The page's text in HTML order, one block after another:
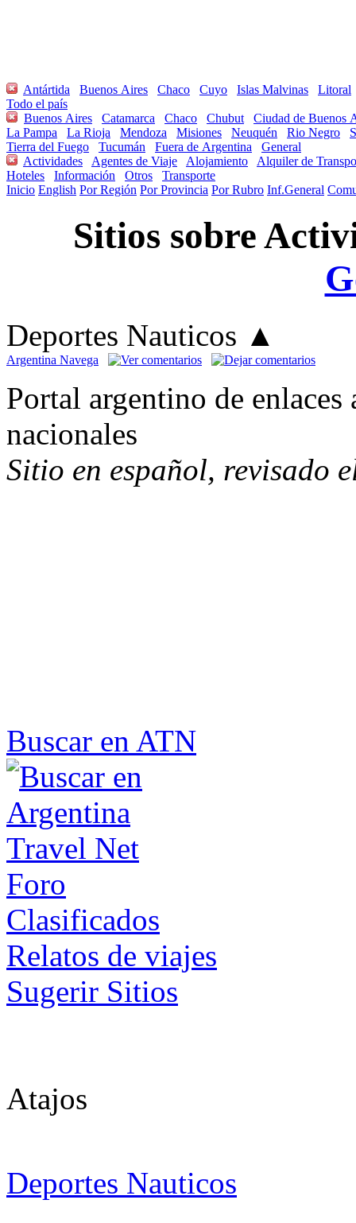
Antártida Buenos Aires Chaco Cuyo Islas Malvinas
Litoral
Todo el país
Buenos Aires
Catamarca Chaco Chubut
Ciudad de Buenos
La Pampa
La Rioja Mendoza Misiones Neuquén Rio Negro
Tierra del Fuego
Tucumán Fuera de Argentina
General
Actividades
Agentes de Viaje Alojamiento
Alquiler de
Hoteles
Información Otros
Transporte
Inicio English Por Región Por Provincia Por Rubro Inf.General
Sitios sobre
Deportes Nauticos ▲
Argentina Navega
Portal argentino de
nacionales
Sitio en español, revisado
Buscar en ATN
Foro
Clasificados
Relatos de viajes
Sugerir Sitios
Atajos
Deportes Nauticos